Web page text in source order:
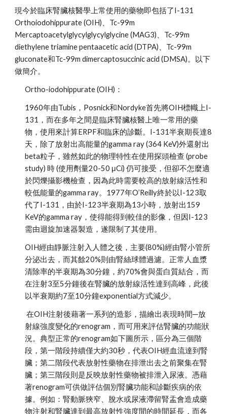
現今於臨床腎臟核醫學上常使用的藥物即包括了I-131
Orthoiodohippurate (OIH)、Tc-99m
Mercaptoacetylglycylglycylglycine (MAG3)、Tc-99m
diethylene triamine pentaacetic acid (DTPA)、Tc-99m
gluconate和Tc-99m dimercaptosuccinic acid (DMSA)。以下
做簡介。
Ortho-iodohippurate (OIH)：
1960年由Tubis，Posnick和Nordyke首先將OIH標幟上I-
131，而在多年之間是臨床腎臟核醫上唯一常用的藥
物，使用來計算ERPF和臨床的診斷。I-131半衰期長達8
天，除了放射出高能量的gamma ray (364 KeV)外還射出
beta粒子，雖然如此的物理特性在使用探頭檢查 (probe
study) 時 (使用劑量20-50 μCi) 仍可接受，但卻不怎麼適
於閃爍攝影機檢查，因為此時需要較高的放射線活性和
較低能量的gamma ray。1977年O’Reilly終於以I-123取
代了I-131，由於I-123半衰期為13小時，放射出159
KeV的gamma ray，使得能得到較佳的影像，但因I-123
需由迴旋加速器製造，遂限制了其使用。
OIH經由靜脈注射入人體之後，主要(80%)經由腎小管所
分泌出去，而其餘20%則由腎絲球體過濾。正常人血漿
清除率的半衰期為30分鐘，約70%會與蛋白質結合，而
在注射3至5分鐘後在腎臟的放射線活性達到高峰，此後
以半衰期約7至10分鐘exponential方式減少。
在OIH注射後藉著一系列的造影，描繪出表現時間─放
射線強度變化的renogram，而可用來評估腎臟的功能狀
況。典型正常的renogram如下圖所示，區分為三個階
段，第一階段持續僅大約30秒，代表OIH經血流達到腎
臟；第二階段代表放射性藥物在排泄出去之前聚集在腎
臟；第三階段則是反映放射性藥物被排泄入尿液。憑藉
著renogram可供做評估個別腎臟功能和診斷疾病的依
據。例如：腎動脈狹窄、脫水或尿液滯留腎盂會造成藥
物注射和腎臟達到最高放射性強度間的時間延長，而各